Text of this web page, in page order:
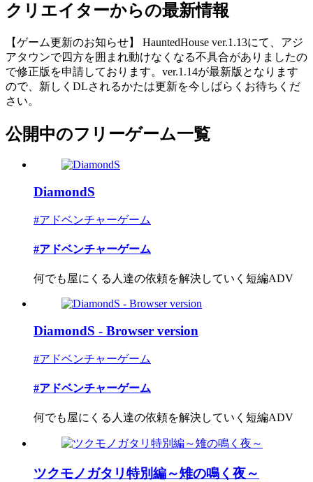
クリエイターからの最新情報
【ゲーム更新のお知らせ】 HauntedHouse ver.1.13にて、アジ
アタウンで四方を囲まれ動けなくなる不具合がありましたの
で修正版を申請しております。ver.1.14が最新版となります
ので、新しくDLされるかたは更新を今しばらくお待ちくだ
さい。
公開中のフリーゲーム一覧
DiamondS
#アドベンチャーゲーム
#アドベンチャーゲーム
何でも屋にくる人達の依頼を解決していく短編ADV
DiamondS - Browser version
#アドベンチャーゲーム
#アドベンチャーゲーム
何でも屋にくる人達の依頼を解決していく短編ADV
ツクモノガタリ特別編～雉の鳴く夜～